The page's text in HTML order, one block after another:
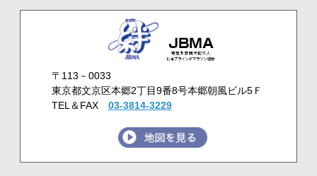
〒113－0033
東京都文京区本郷2丁目9番8号本郷朝風ビル5Ｆ
TEL＆FAX 03-3814-3229